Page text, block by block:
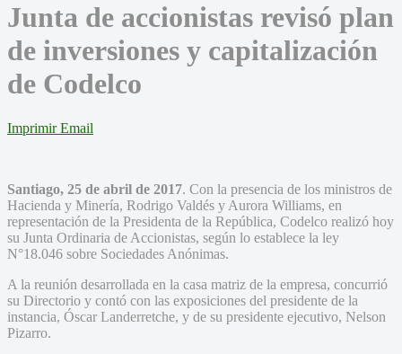
Junta de accionistas revisó plan
de inversiones y capitalización
de Codelco
Imprimir Email
Santiago, 25 de abril de 2017. Con la presencia de los ministros de
Hacienda y Minería, Rodrigo Valdés y Aurora Williams, en
representación de la Presidenta de la República, Codelco realizó hoy
su Junta Ordinaria de Accionistas, según lo establece la ley
N°18.046 sobre Sociedades Anónimas.
A la reunión desarrollada en la casa matriz de la empresa, concurrió
su Directorio y contó con las exposiciones del presidente de la
instancia, Óscar Landerretche, y de su presidente ejecutivo, Nelson
Pizarro.